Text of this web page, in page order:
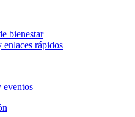
bienestar
enlaces rápidos
eventos